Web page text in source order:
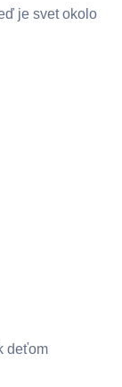
je svet okolo
deťom